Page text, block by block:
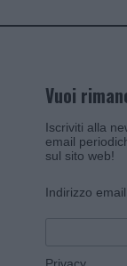
Vuoi
Iscriviti alla
email
sul sito web!
Indirizzo email
Privacy